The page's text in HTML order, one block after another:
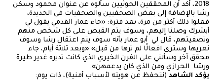
2018، أكد أن المحققين الحوثيين سألوه عن عنوان محمود وسكن
رشا بالإضافة إلى بعض الصحفيين والصحفيات في الحديدة،
فعلوا ذلك أكثر من مرة، بعد فترة: «جاء عمار القدمي يقول لي
أبشرك وصلنا إليهم، وسوف يتم القبض على كل شخص منهم
وتصفيتهم، قال لي أبو عمار بأنه سوف يتم اعتقال رشا وسوف
نعريها وسترى افعالًا لم ترها من قبل» «وبعد ثلاثة أيام، جاء
محقق آخر وسألني على الفرن الخيري الذي كانت تديره غدير طيرة
ورشا الحرازي ومن الذي كان يدعمهن».
يؤكد الشاهد (نتحفظ عن هويته لأسباب أمنية)، ذات يوم: